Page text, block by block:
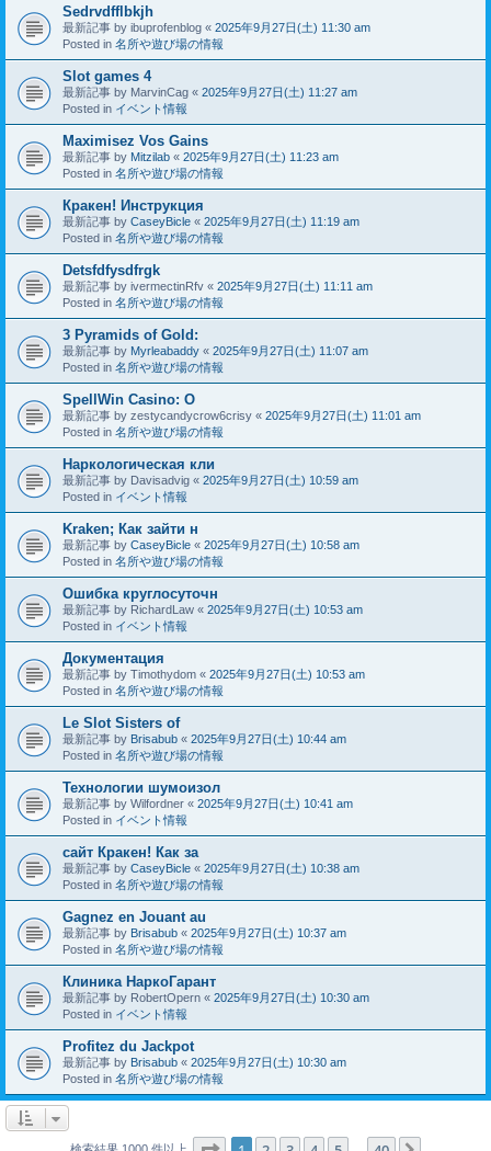
Sedrvdfflbkjh
最新記事 by ibuprofenblog « 2025年9月27日(土) 11:30 am
Posted in 名所や遊び場の情報
Slot games 4
最新記事 by MarvinCag « 2025年9月27日(土) 11:27 am
Posted in イベント情報
Maximisez Vos Gains
最新記事 by Mitzilab « 2025年9月27日(土) 11:23 am
Posted in 名所や遊び場の情報
Кракен! Инструкция
最新記事 by CaseyBicle « 2025年9月27日(土) 11:19 am
Posted in 名所や遊び場の情報
Detsfdfysdfrgk
最新記事 by ivermectinRfv « 2025年9月27日(土) 11:11 am
Posted in 名所や遊び場の情報
3 Pyramids of Gold:
最新記事 by Myrleabaddy « 2025年9月27日(土) 11:07 am
Posted in 名所や遊び場の情報
SpellWin Casino: O
最新記事 by zestycandycrow6crisy « 2025年9月27日(土) 11:01 am
Posted in 名所や遊び場の情報
Наркологическая кли
最新記事 by Davisadvig « 2025年9月27日(土) 10:59 am
Posted in イベント情報
Kraken; Как зайти н
最新記事 by CaseyBicle « 2025年9月27日(土) 10:58 am
Posted in 名所や遊び場の情報
Ошибка круглосуточн
最新記事 by RichardLaw « 2025年9月27日(土) 10:53 am
Posted in イベント情報
Документация
最新記事 by Timothydom « 2025年9月27日(土) 10:53 am
Posted in 名所や遊び場の情報
Le Slot Sisters of
最新記事 by Brisabub « 2025年9月27日(土) 10:44 am
Posted in 名所や遊び場の情報
Технологии шумоизол
最新記事 by Wilfordner « 2025年9月27日(土) 10:41 am
Posted in イベント情報
сайт Кракен! Как за
最新記事 by CaseyBicle « 2025年9月27日(土) 10:38 am
Posted in 名所や遊び場の情報
Gagnez en Jouant au
最新記事 by Brisabub « 2025年9月27日(土) 10:37 am
Posted in 名所や遊び場の情報
Клиника НаркоГарант
最新記事 by RobertOpern « 2025年9月27日(土) 10:30 am
Posted in イベント情報
Profitez du Jackpot
最新記事 by Brisabub « 2025年9月27日(土) 10:30 am
Posted in 名所や遊び場の情報
検索結果 1000 件以上